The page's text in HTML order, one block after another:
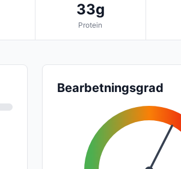
33g
Protein
Bearbetningsgrad